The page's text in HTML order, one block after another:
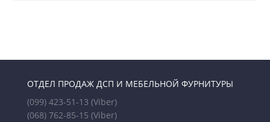
ОТДЕЛ ПРОДАЖ ДСП И МЕБЕЛЬНОЙ ФУРНИТУРЫ
(099) 423-51-13 (Viber)
(068) 762-85-15 (Viber)